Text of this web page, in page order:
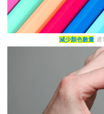
減少顏色數量 通